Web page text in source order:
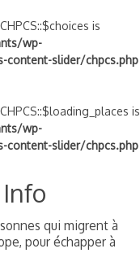
is
wp-
slider/chpcs.php
is
wp-
slider/chpcs.php
qui migrent à
pour échapper à